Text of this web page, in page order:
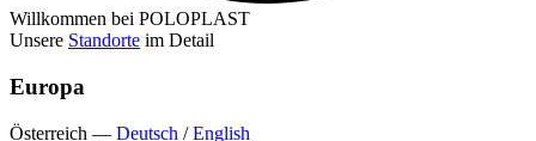
Willkommen bei POLOPLAST
Unsere Standorte im Detail
Europa
Österreich — Deutsch /English